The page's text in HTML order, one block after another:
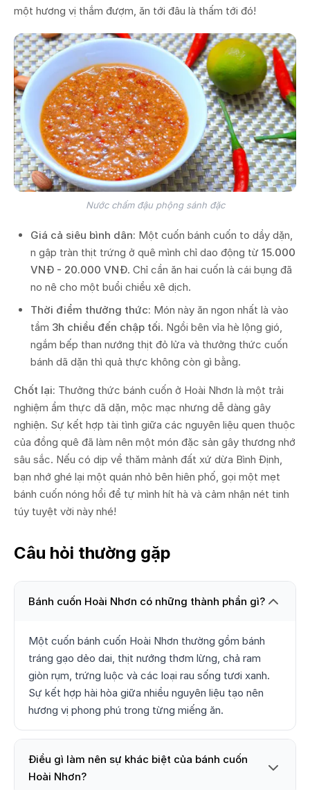
một hương vị thắm đượm, ăn tới đâu là thấm tới đó!
Nước chấm đậu phộng sánh đặc
Giá cả siêu bình dân: Một cuốn bánh cuốn to dầy dặn,
n gập tràn thịt trứng ở quê mình chỉ dao động từ 15.000
VNĐ - 20.000 VNĐ. Chỉ cần ăn hai cuốn là cái bụng đã
no nê cho một buổi chiều xê dịch.
Thời điểm thưởng thức: Món này ăn ngon nhất là vào
tầm 3h chiều đến chập tối. Ngồi bên vỉa hè lộng gió,
ngắm bếp than nướng thịt đỏ lửa và thưởng thức cuốn
bánh dã dặn thì quả thực không còn gì bằng.
Chốt lại: Thưởng thức bánh cuốn ở Hoài Nhơn là một trải
nghiệm ẩm thực dã dặn, mộc mạc nhưng dễ dàng gây
nghiện. Sự kết hợp tài tình giữa các nguyên liệu quen thuộc
của đồng quê đã làm nên một món đặc sản gây thương nhớ
sâu sắc. Nếu có dịp về thăm mảnh đất xứ dừa Bình Định,
bạn nhớ ghé lại một quán nhỏ bên hiên phố, gọi một mẹt
bánh cuốn nóng hổi để tự mình hít hà và cảm nhận nét tinh
túy tuyệt vời này nhé!
Câu hỏi thường gặp
Bánh cuốn Hoài Nhơn có những thành phần gì?
Một cuốn bánh cuốn Hoài Nhơn thường gồm bánh
tráng gạo dẻo dai, thịt nướng thơm lừng, chả ram
giòn rụm, trứng luộc và các loại rau sống tươi xanh.
Sự kết hợp hài hòa giữa nhiều nguyên liệu tạo nên
hương vị phong phú trong từng miếng ăn.
Điều gì làm nên sự khác biệt của bánh cuốn
Hoài Nhơn?